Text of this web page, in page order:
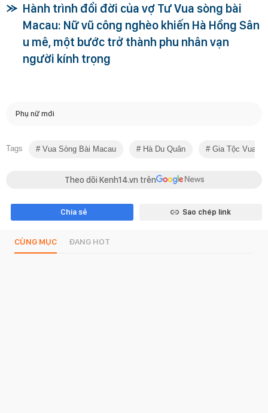
Hành trình đổi đời của vợ Tư Vua sòng bài
Macau: Nữ vũ công nghèo khiến Hà Hồng Sân
u mê, một bước trở thành phu nhân vạn
người kính trọng
Phụ nữ mới
Tags Vua Sòng Bài Macau Hà Du Quân Gia Tộc Vua
Theo dõi Kenh14.vn trên
Chia sẻ Sao chép link
CÙNG MỤC ĐANG HOT